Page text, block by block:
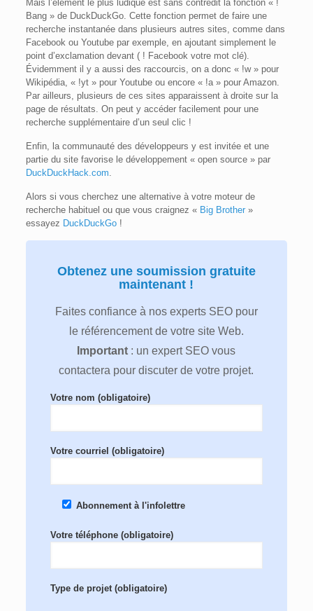
Mais l’élément le plus ludique est sans contredit la fonction « !
Bang » de DuckDuckGo. Cette fonction permet de faire une
recherche instantanée dans plusieurs autres sites, comme dans
Facebook ou Youtube par exemple, en ajoutant simplement le
point d’exclamation devant ( ! Facebook votre mot clé).
Évidemment il y a aussi des raccourcis, on a donc « !w » pour
Wikipédia, « !yt » pour Youtube ou encore « !a » pour Amazon.
Par ailleurs, plusieurs de ces sites apparaissent à droite sur la
page de résultats. On peut y accéder facilement pour une
recherche supplémentaire d’un seul clic !
Enfin, la communauté des développeurs y est invitée et une
partie du site favorise le développement « open source » par
DuckDuckHack.com.
Alors si vous cherchez une alternative à votre moteur de
recherche habituel ou que vous craignez « Big Brother»
essayez DuckDuckGo !
Obtenez une soumission gratuite
maintenant !
Faites confiance à nos experts SEO pour
le référencement de votre site Web.
Important : un expert SEO vous
contactera pour discuter de votre projet.
Votre nom (obligatoire)
Votre courriel (obligatoire)
Abonnement à l'infolettre
Votre téléphone (obligatoire)
Type de projet (obligatoire)